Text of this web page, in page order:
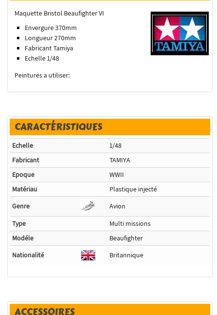
Maquette Bristol Beaufighter VI
Envergure 370mm
Longueur 270mm
Fabricant Tamiya
Echelle 1/48
Peintures a utiliser:
CARACTÉRISTIQUES
Echelle
1/48
Fabricant
TAMIYA
Epoque
WWII
Matériau
Plastique injecté
Genre
Avion
Type
Multi missions
Modéle
Beaufighter
Nationalité
Britannique
ACCESSOIRES